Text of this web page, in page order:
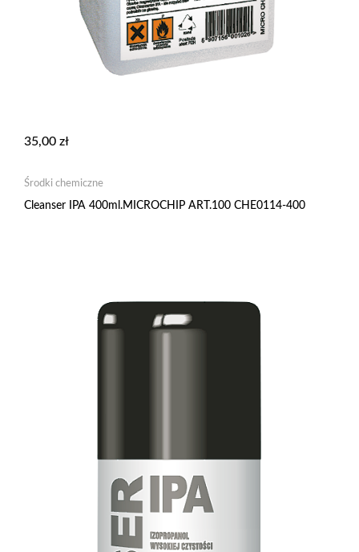
35,00 zł
Środki chemiczne
Cleanser IPA 400ml.MICROCHIP ART.100 CHE0114-400